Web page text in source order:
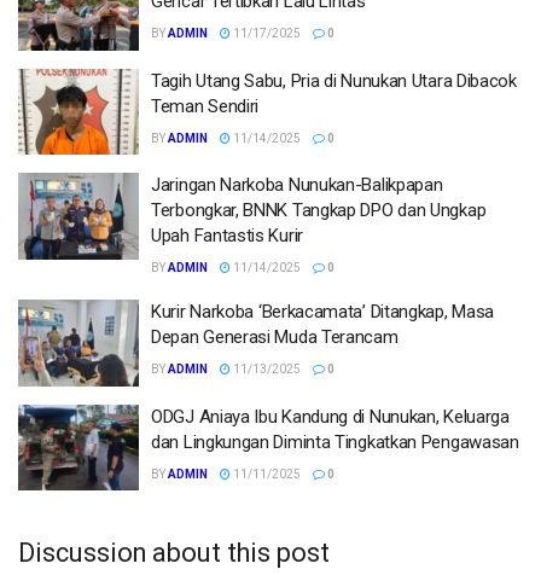
BYADMIN 11/17/2025 0
Tagih Utang Sabu, Pria di Nunukan Utara Dibacok
Teman Sendiri
BYADMIN 11/14/2025 0
Jaringan Narkoba Nunukan-Balikpapan
Terbongkar, BNNK Tangkap DPO dan Ungkap
Upah Fantastis Kurir
BYADMIN 11/14/2025 0
Kurir Narkoba ‘Berkacamata’ Ditangkap, Masa
Depan Generasi Muda Terancam
BYADMIN 11/13/2025 0
ODGJ Aniaya Ibu Kandung di Nunukan, Keluarga
dan Lingkungan Diminta Tingkatkan Pengawasan
BYADMIN 11/11/2025 0
Discussion about this post